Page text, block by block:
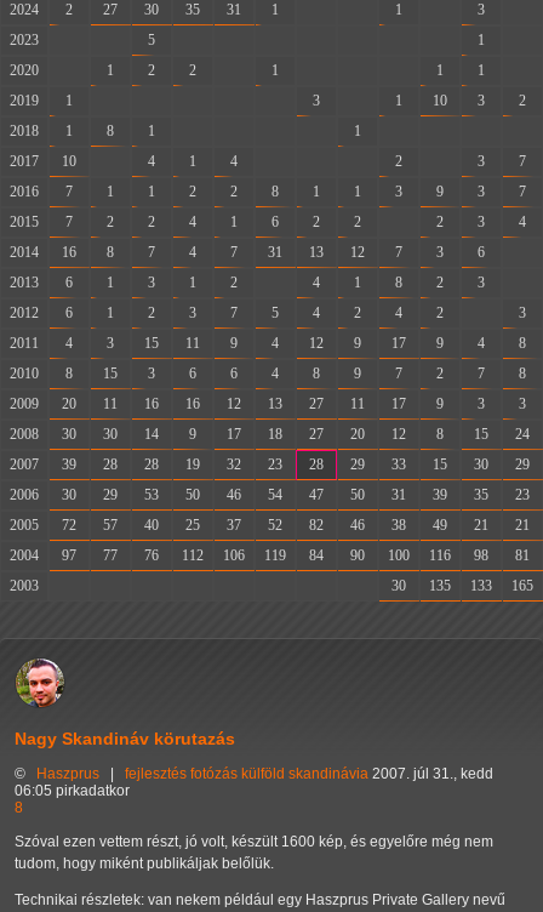
2024
2 27 30 35 31 1 1 3
2023
5 1
2020
1 2 2 1 1 1
2019
1 3 1 10 3
2
2018
1 8 1 1
2017
10 4 1 4 2 3
7
2016
7 1 1 2 2 8 1 1 3 9 3
7
2015
7 2 2 4 1 6 2 2 2 3
4
2014
16 8 7 4 7 31 13 12 7 3 6
2013
6 1 3 1 2 4 1 8 2 3
2012
6 1 2 3 7 5 4 2 4 2
3
2011
4 3 15 11 9 4 12 9 17 9 4
8
2010
8 15 3 6 6 4 8 9 7 2 7
8
2009
20 11 16 16 12 13 27 11 17 9 3
3
2008
30 30 14 9 17 18 27 20 12 8 15
24
2007
39 28 28 19 32 23 28 29 33 15 30
29
2006
30 29 53 50 46 54 47 50 31 39 35
23
2005
72 57 40 25 37 52 82 46 38 49 21
21
2004
97 77 76 112 106 119 84 90 100 116 98
81
2003
30 135 133 165
Nagy Skandináv körutazás
© Haszprus fejlesztés fotózás külföld skandinávia 2007. júl 31., kedd
06:05 pirkadatkor
8
Szóval ezen vettem részt, jó volt, készült 1600 kép, és egyelőre még nem
tudom, hogy miként publikáljak belőlük.
Technikai részletek: van nekem például egy Haszprus Private Gallery nevű